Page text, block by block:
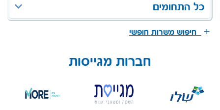
כל התחומים
חיפוש משרות חופשי
חברות מגייסות